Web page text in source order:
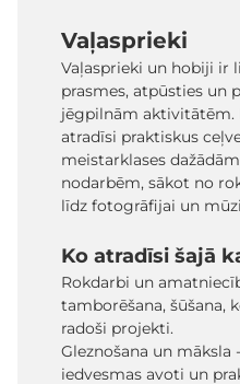
Vaļasprieki
Vaļasprieki un hobiji ir
prasmes, atpūsties un
jēgpilnām aktivitātēm.
atradīsi praktiskus
meistarklases
nodarbēm, sākot no
līdz fotogrāfijai un
Ko atradīsi šajā
Rokdarbi un
tamborēšana, šūšana,
radoši projekti.
Gleznošana un māksla
iedvesmas avoti un